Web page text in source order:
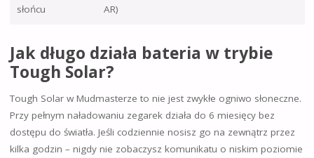
słońcu
AR)
Jak długo działa bateria w trybie
Tough Solar?
Tough Solar w Mudmasterze to nie jest zwykłe ogniwo słoneczne.
Przy pełnym naładowaniu zegarek działa do 6 miesięcy bez
dostępu do światła. Jeśli codziennie nosisz go na zewnątrz przez
kilka godzin – nigdy nie zobaczysz komunikatu o niskim poziomie